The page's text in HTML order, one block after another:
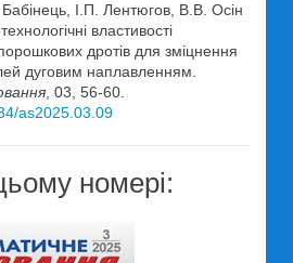
І.П. Лентюгов, В.В. Осін
властивості
дротів для зміцнення
дуговим наплавленням.
, 03, 56-60.
as2025.03.09
номері: